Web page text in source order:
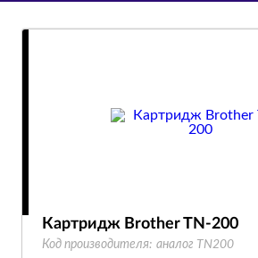
Картридж Brother TN-200
Код производителя: аналог TN200